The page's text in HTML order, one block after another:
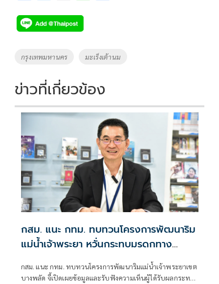
e
b
o
k
tt
er
p
y
k
Tags
กรุงเทพมหานคร มะเร็งเต้านม
ข่าวที่เกี่ยวข้อง
กสม. แนะ กทม. ทบทวนโครงการพัฒนาริม
แม่น้ำเจ้าพระยา หวั่นกระทบมรดกทาง
กสม. แนะ กทม. ทบทวนโครงการพัฒนาริมแม่น้ำเจ้าพระยาเขต
บางพลัด จี้เปิดเผยข้อมูลและรับฟังความเห็นผู้ได้รับผลกระทบ